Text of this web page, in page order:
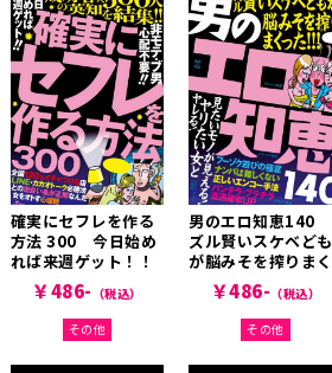
確実にセフレを作る
方法 300 今日始め
れば来週ゲット！！
￥486- （税込）
その他
男のエロ知恵140
ズル賢いスケベども
が脳みそを搾りまく
った！！！
￥486- （税込）
その他